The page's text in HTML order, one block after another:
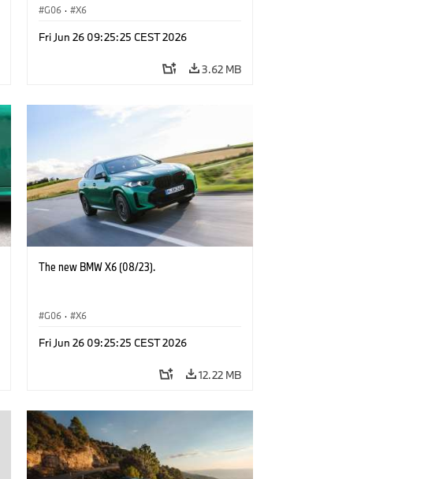
G06 · X6
Fri Jun 26 09:25:25 CEST 2026
3.62 MB
The new BMW X6 (08/23).
G06 · X6
Fri Jun 26 09:25:25 CEST 2026
12.22 MB